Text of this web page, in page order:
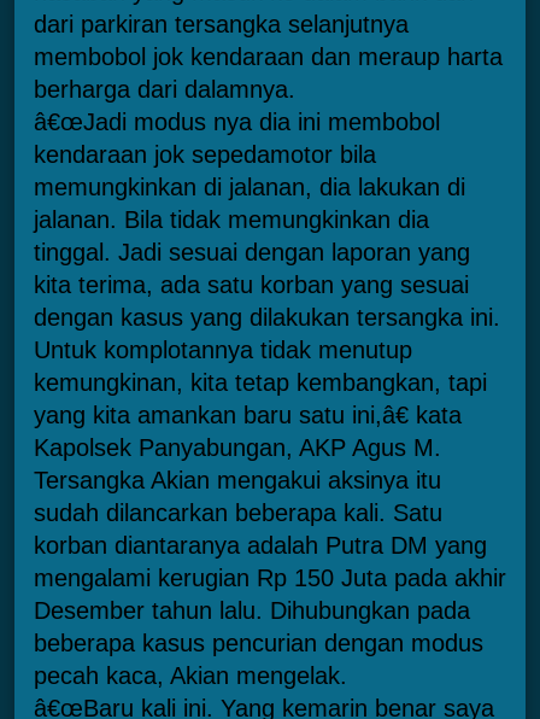
dari parkiran tersangka selanjutnya
membobol jok kendaraan dan meraup harta
berharga dari dalamnya.
â€œJadi modus nya dia ini membobol
kendaraan jok sepedamotor bila
memungkinkan di jalanan, dia lakukan di
jalanan. Bila tidak memungkinkan dia
tinggal. Jadi sesuai dengan laporan yang
kita terima, ada satu korban yang sesuai
dengan kasus yang dilakukan tersangka ini.
Untuk komplotannya tidak menutup
kemungkinan, kita tetap kembangkan, tapi
yang kita amankan baru satu ini,â€ kata
Kapolsek Panyabungan, AKP Agus M.
Tersangka Akian mengakui aksinya itu
sudah dilancarkan beberapa kali. Satu
korban diantaranya adalah Putra DM yang
mengalami kerugian Rp 150 Juta pada akhir
Desember tahun lalu. Dihubungkan pada
beberapa kasus pencurian dengan modus
pecah kaca, Akian mengelak.
â€œBaru kali ini. Yang kemarin benar saya